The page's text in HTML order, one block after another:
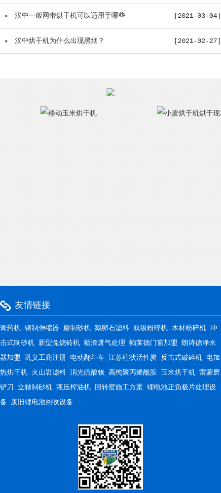
些...汉中一般网带烘干机可以适用于哪些
物...
[2021-03-04]
汉中烘干机为什么出现黑烟？ [2021-02-27]
友情链接
膏药机 钢制伸缩器 磨制砂机 鹅卵石滤料 双级粉碎机 木材粉碎机 冲
击式制砂机 新型免烧砖机 喷漆废气处理 帕莱德门窗加盟
朗诗德净水
器加盟 巩义工商注册 电动翻斗车 江苏柱状活性炭 反击式破碎机 电加
热烘干机 火山岩滤料 消光硫酸钡 高纯聚丙烯酰胺 玉米烘干机 雷蒙磨
铲刀
立轴制砂机 液压榨油机 回转窑施工方案 锂电池正负极片处理设
备
废旧锂电池回收设备